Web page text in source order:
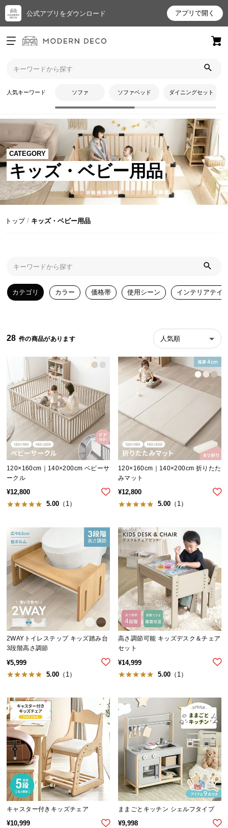
公式アプリをダウンロード アプリで開く
ログイン
新規会員登録
お
入
ア
イ
テ
ム
最
ッ
し
た
テ
特
覧
気
ア
イ
テ
ン
グ
テ
探
す
ン
テ
テ
イ
人気キーワード ソファ ソファベッド ダイニングセット
CATEGORY
キッズ・ベビー用品
トップ キッズ・ベビー用品
カテゴリ カラー 価格帯 使用シーン インテリアテイ
28 人気順
120×160cm｜140×200cm ベビーサ
ークル
¥12,800
5.00 （1）
120×160cm｜140×200cm 折りたた
みマット
¥12,800
5.00 （1）
2WAYトイレステップ キッズ踏み台
3段階高さ調節
¥5,999
5.00 （1）
高さ調節可能 キッズデスク＆チェア
セット
¥14,999
5.00 （1）
キャスター付きキッズチェア
¥10,999
ままごとキッチン シェルフタイプ
¥9,998